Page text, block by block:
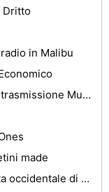
Dritto
in Malibu
Quanto è necessario lolio per una trasmissione Muncie?
made
I 10 Scuba Diving Siti lungo la costa occidentale di Sabah, Borneo, Malesia